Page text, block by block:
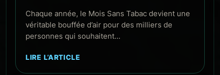
Chaque année, le Mois Sans Tabac devient une
véritable bouffée d’air pour des milliers de
personnes qui souhaitent…
LIRE L’ARTICLE